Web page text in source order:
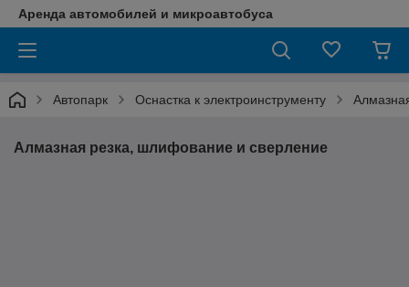
Аренда автомобилей и микроавтобуса
Автопарк Оснастка к электроинструменту
Алмазная резка, шлифование и сверление